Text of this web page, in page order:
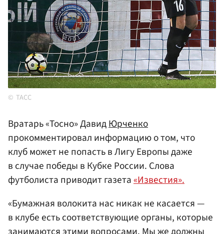
ТАСС
Вратарь «Тосно» ДавидЮрченко
прокомментировал информацию о том, что
клуб может не попасть в Лигу Европы даже
в случае победы в Кубке России. Слова
футболиста приводит газета«Известия».
«Бумажная волокита нас никак не касается —
в клубе есть соответствующие органы, которые